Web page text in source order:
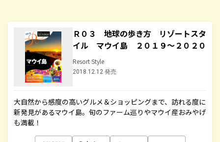
Ｒ０３ 地球の歩き方 リゾートスタ
イル マウイ島 ２０１９～２０２０
Resort Style
2018.12.12 発売
大自然から感度の高いグルメ＆ショッピングまで、訪れる度に
新発見があるマウイ島。旬のファーム巡りやマウイ産おみやげ
も満載！